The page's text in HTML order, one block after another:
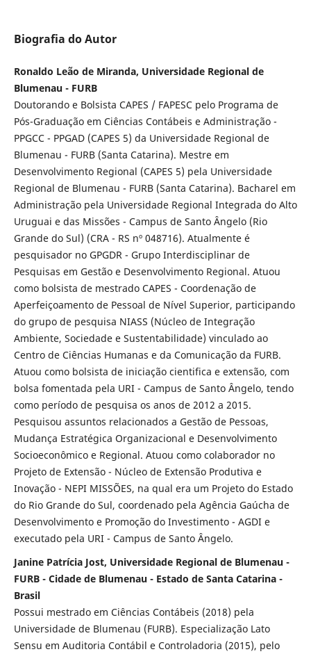
Biografia do Autor
Ronaldo Leão de Miranda, Universidade Regional de
Blumenau - FURB
Doutorando e Bolsista CAPES / FAPESC pelo Programa de
Pós-Graduação em Ciências Contábeis e Administração -
PPGCC - PPGAD (CAPES 5) da Universidade Regional de
Blumenau - FURB (Santa Catarina). Mestre em
Desenvolvimento Regional (CAPES 5) pela Universidade
Regional de Blumenau - FURB (Santa Catarina). Bacharel em
Administração pela Universidade Regional Integrada do Alto
Uruguai e das Missões - Campus de Santo Ângelo (Rio
Grande do Sul) (CRA - RS nº 048716). Atualmente é
pesquisador no GPGDR - Grupo Interdisciplinar de
Pesquisas em Gestão e Desenvolvimento Regional. Atuou
como bolsista de mestrado CAPES - Coordenação de
Aperfeiçoamento de Pessoal de Nível Superior, participando
do grupo de pesquisa NIASS (Núcleo de Integração
Ambiente, Sociedade e Sustentabilidade) vinculado ao
Centro de Ciências Humanas e da Comunicação da FURB.
Atuou como bolsista de iniciação cientifica e extensão, com
bolsa fomentada pela URI - Campus de Santo Ângelo, tendo
como período de pesquisa os anos de 2012 a 2015.
Pesquisou assuntos relacionados a Gestão de Pessoas,
Mudança Estratégica Organizacional e Desenvolvimento
Socioeconômico e Regional. Atuou como colaborador no
Projeto de Extensão - Núcleo de Extensão Produtiva e
Inovação - NEPI MISSÕES, na qual era um Projeto do Estado
do Rio Grande do Sul, coordenado pela Agência Gaúcha de
Desenvolvimento e Promoção do Investimento - AGDI e
executado pela URI - Campus de Santo Ângelo.
Janine Patrícia Jost, Universidade Regional de Blumenau -
FURB - Cidade de Blumenau - Estado de Santa Catarina -
Brasil
Possui mestrado em Ciências Contábeis (2018) pela
Universidade de Blumenau (FURB). Especialização Lato
Sensu em Auditoria Contábil e Controladoria (2015), pelo